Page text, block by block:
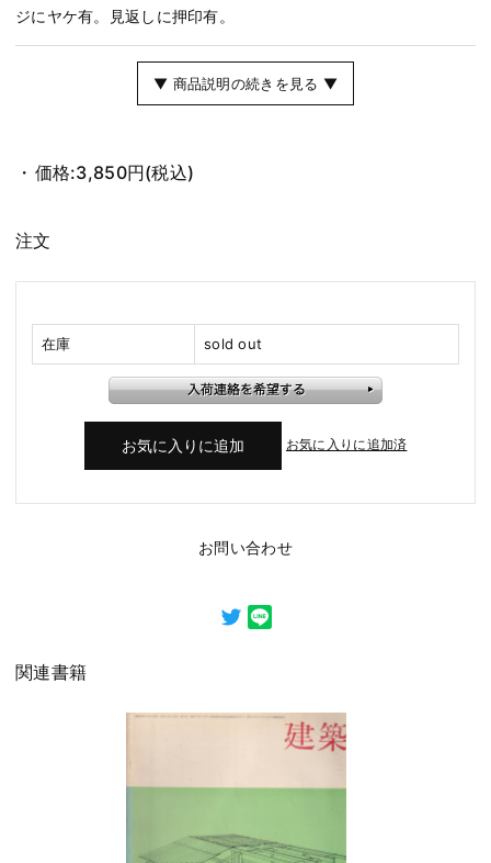
ジにヤケ有。見返しに押印有。
▼ 商品説明の続きを見る ▼
価格:3,850円(税込)
注文
在庫 sold out
お気に入りに追加済
お問い合わせ
関連書籍